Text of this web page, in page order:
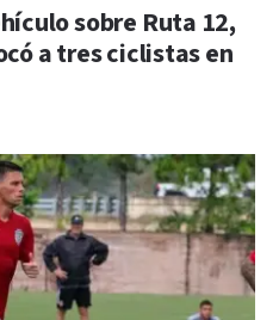
sobre Ruta 12,
a tres ciclistas en